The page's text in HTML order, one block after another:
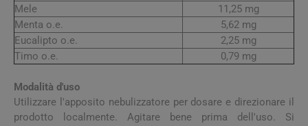
Mele
11,25 mg
Menta o.e.
5,62 mg
Eucalipto o.e.
2,25 mg
Timo o.e.
0,79 mg
Modalità d'uso
Utilizzare l'apposito nebulizzatore per dosare e direzionare il
prodotto localmente. Agitare bene prima dell'uso. Si